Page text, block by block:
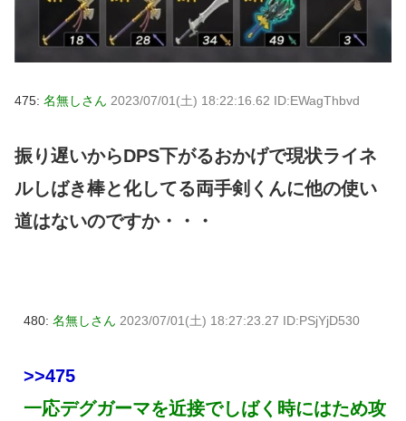
475: 名無しさん 2023/07/01(土) 18:22:16.62 ID:EWagThbvd
振り遅いからDPS下がるおかげで現状ライネ
ルしばき棒と化してる両手剣くんに他の使い
道はないのですか・・・
480: 名無しさん 2023/07/01(土) 18:27:23.27 ID:PSjYjD530
>>475
一応デグガーマを近接でしばく時にはため攻